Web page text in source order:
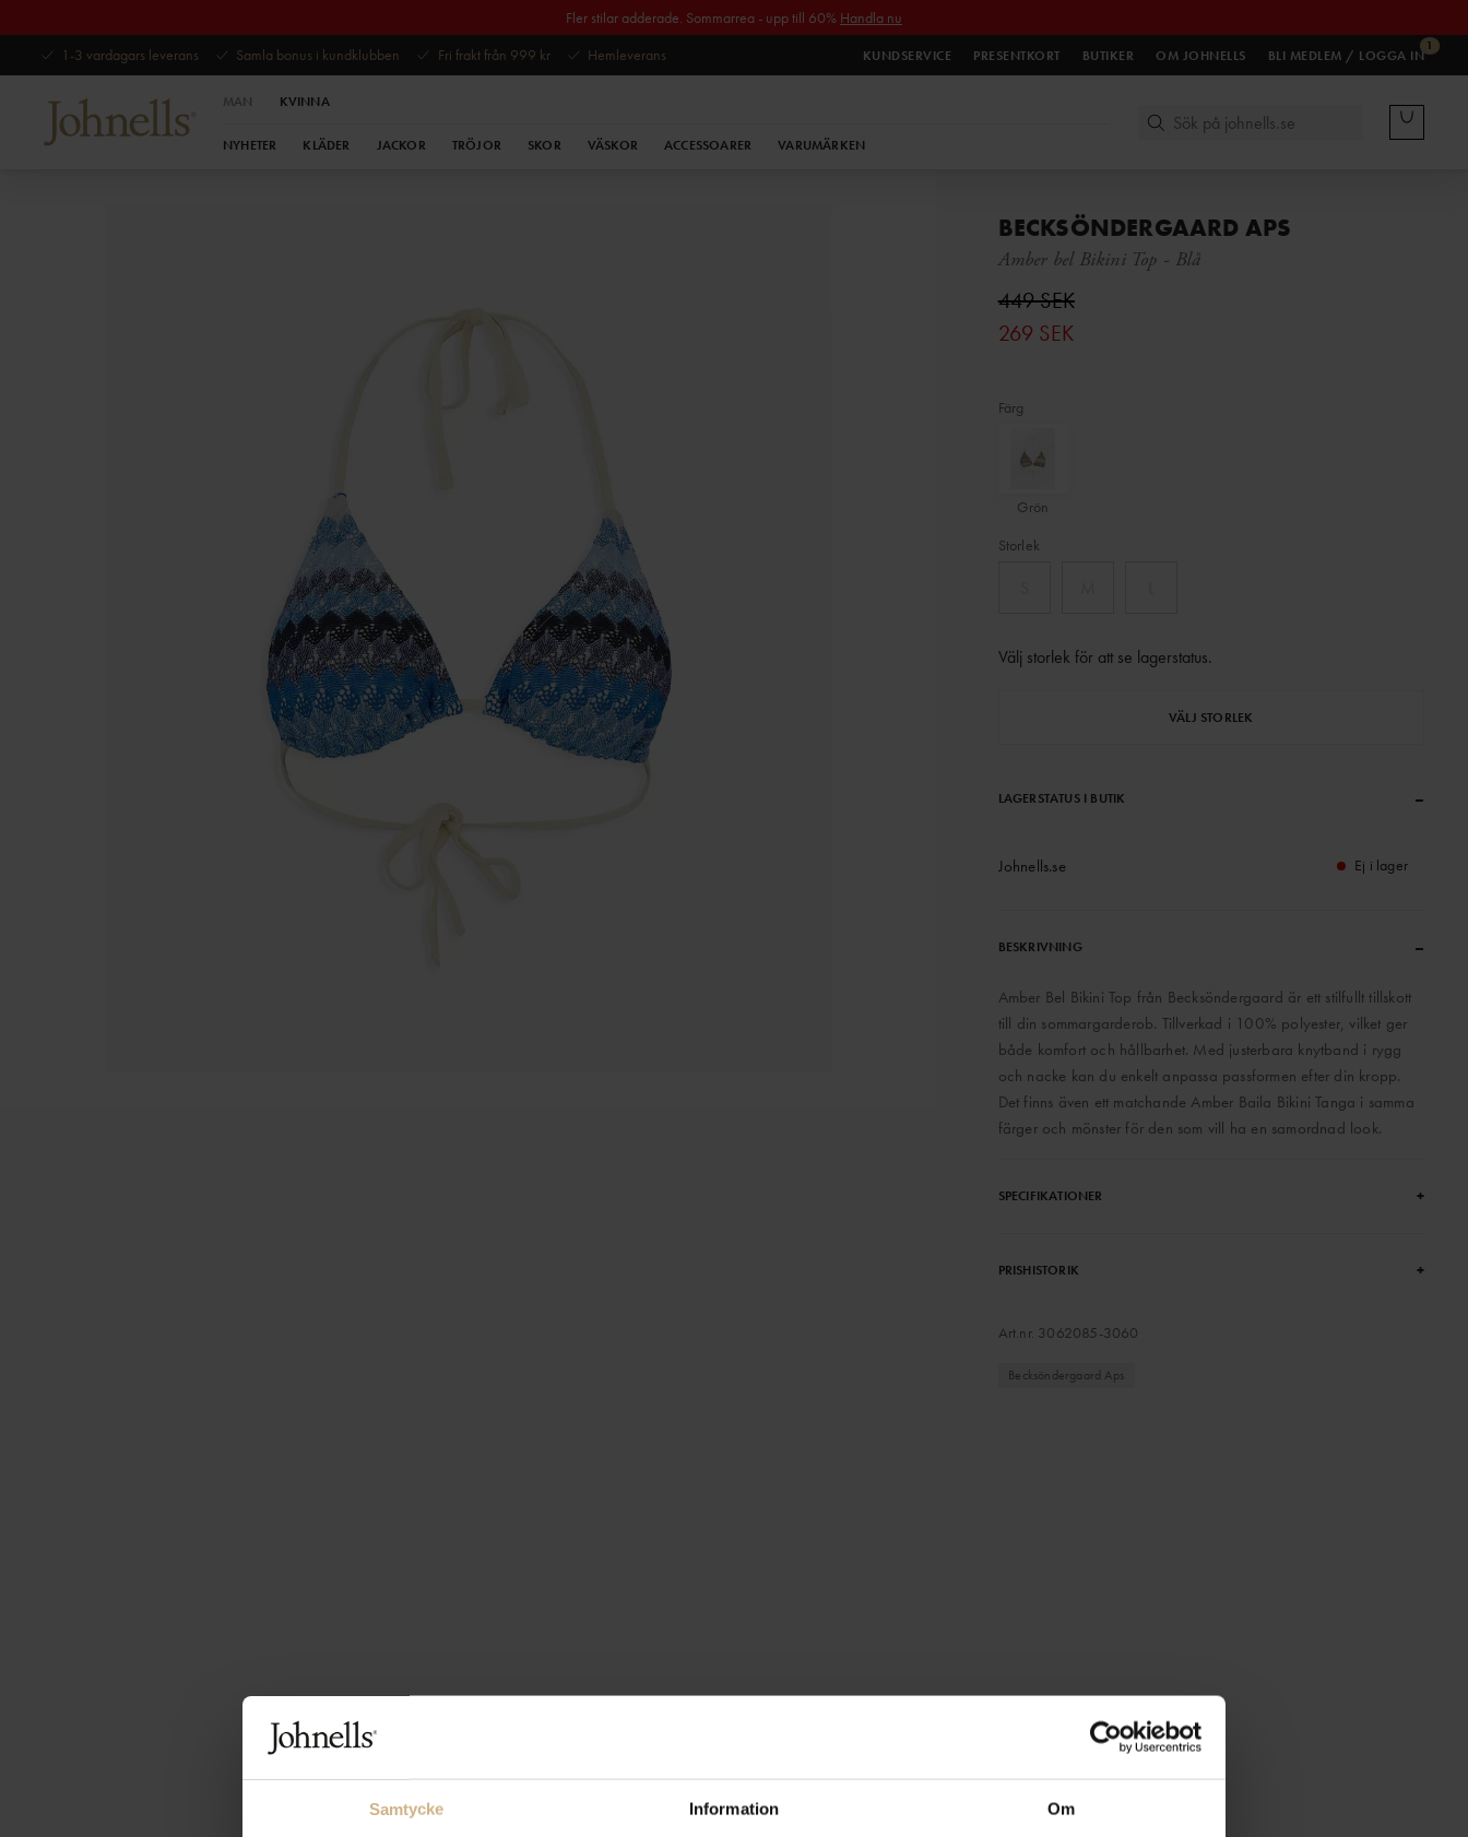
Samtycke Information Om
Fler stilar adderade. Sommarrea - upp till 60% Handla nu
1-3 vardagars leverans
Samla bonus i kundklubben Fri frakt från 999 kr Hemleverans KUNDSERVICE PRESENTKORT BUTIKER OM JOHNELLS
1
BLI MEDLEM / LOGGA IN
MAN KVINNA
NYHETER KLÄDER JACKOR TRÖJOR SKOR VÄSKOR ACCESSOARER VARUMÄRKEN
BECKSÖNDERGAARD APS
Amber bel Bikini Top - Blå
449 SEK
269 SEK
Färg
Grön
Storlek
Välj storlek för att se lagerstatus.
VÄLJ STORLEK
LAGERSTATUS I BUTIK –
Johnells.se Ej i lager
BESKRIVNING –
Amber Bel Bikini Top från Becksöndergaard är ett stilfullt tillskott
till din sommargarderob. Tillverkad i 100% polyester, vilket ger
både komfort och hållbarhet. Med justerbara knytband i rygg
och nacke kan du enkelt anpassa passformen efter din kropp.
Det finns även ett matchande Amber Baila Bikini Tanga i samma
färger och mönster för den som vill ha en samordnad look.
SPECIFIKATIONER +
PRISHISTORIK +
Art.nr. 3062085-3060
Becksöndergaard Aps